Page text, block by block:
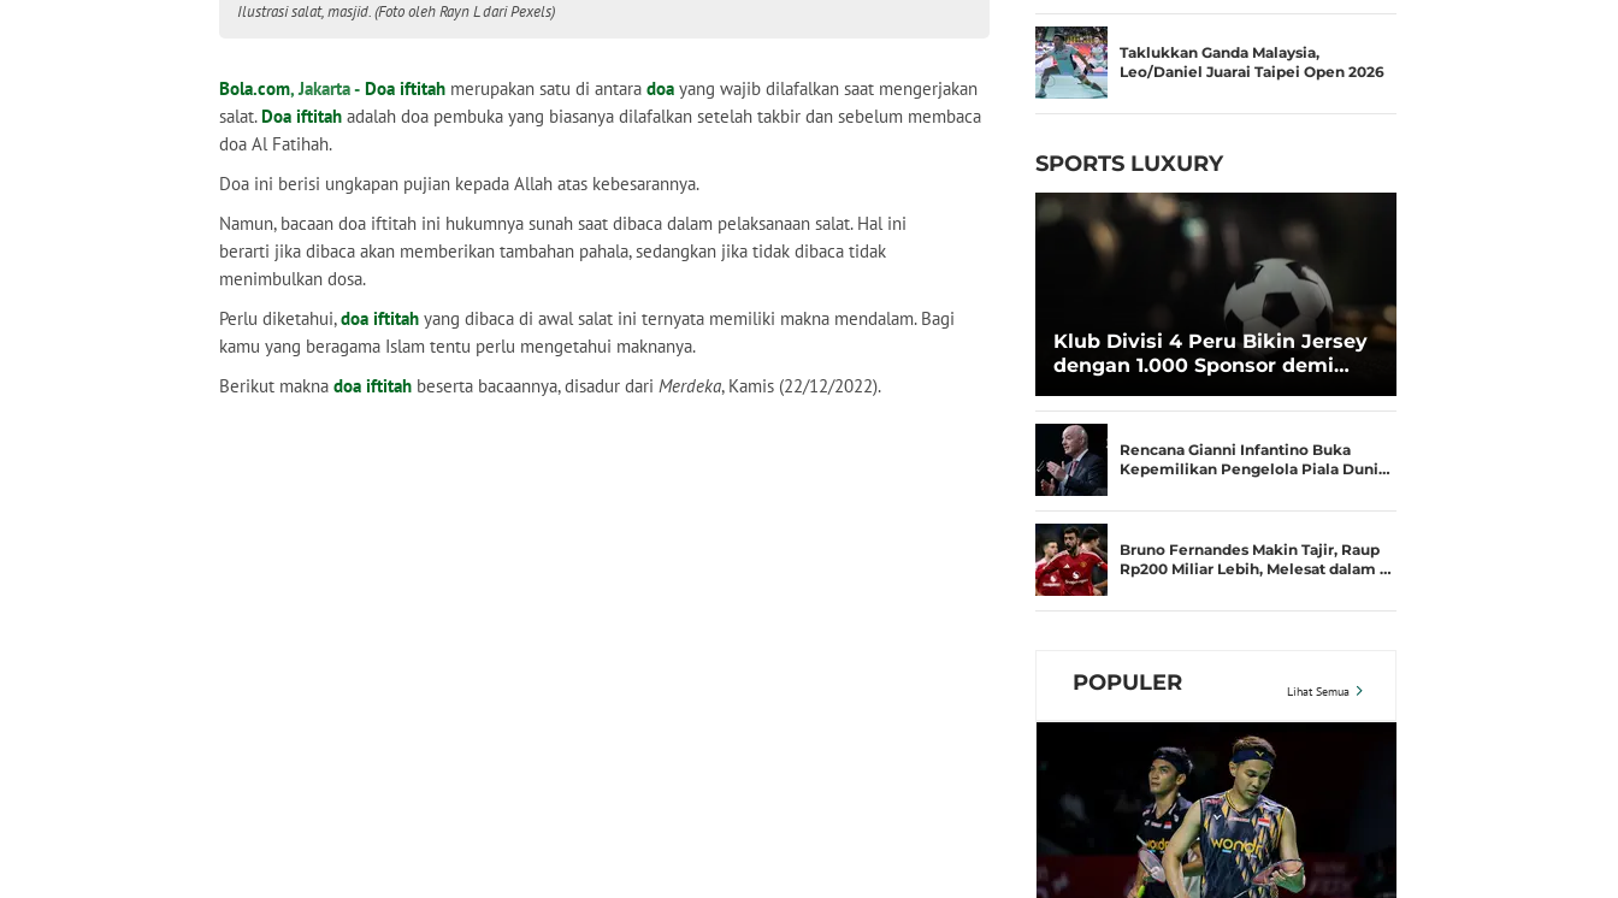
Ilustrasi salat, masjid. (Foto oleh Rayn L dari Pexels)
Bola.com, Jakarta - Doa iftitah merupakan satu di antara doa yang wajib dilafalkan saat mengerjakan
salat.Doa iftitah adalah doa pembuka yang biasanya dilafalkan setelah takbir dan sebelum membaca
doa Al Fatihah.
Doa ini berisi ungkapan pujian kepada Allah atas kebesarannya.
Namun, bacaan doa iftitah ini hukumnya sunah saat dibaca dalam pelaksanaan salat. Hal ini
berarti jika dibaca akan memberikan tambahan pahala, sedangkan jika tidak dibaca tidak
menimbulkan dosa.
Perlu diketahui,doa iftitah yang dibaca di awal salat ini ternyata memiliki makna mendalam. Bagi
kamu yang beragama Islam tentu perlu mengetahui maknanya.
Berikut makna doa iftitah beserta bacaannya, disadur dari Merdeka, Kamis (22/12/2022).
Taklukkan Ganda Malaysia,
Leo/Daniel Juarai Taipei Open 2026
SPORTS LUXURY
Klub Divisi 4 Peru Bikin Jersey
dengan 1.000 Sponsor demi
Rencana Gianni Infantino Buka
Kepemilikan Pengelola Piala Duni…
Bruno Fernandes Makin Tajir, Raup
Rp200 Miliar Lebih, Melesat dalam …
POPULER Lihat Semua